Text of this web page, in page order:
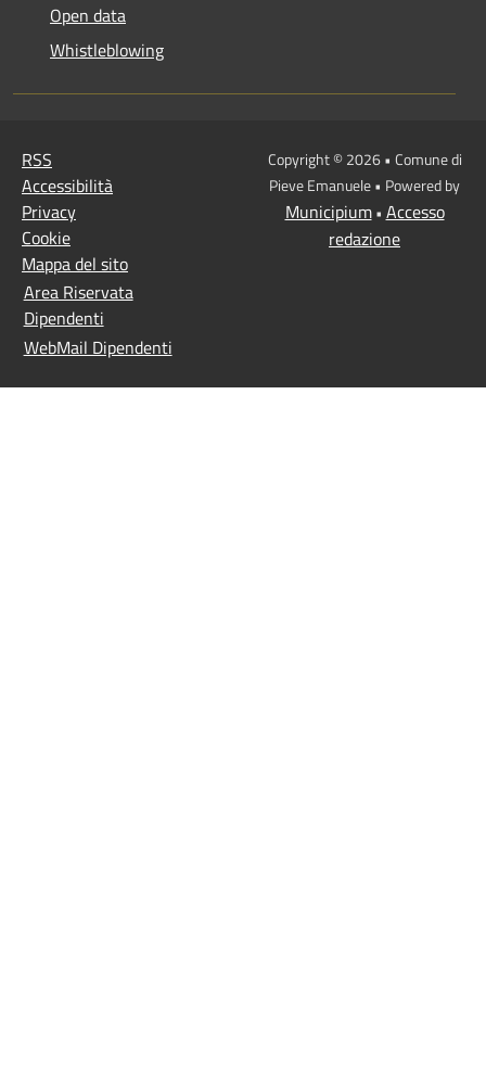
Open data
Whistleblowing
RSS
Accessibilità
Privacy
Cookie
Mappa del sito
Area Riservata
Dipendenti
WebMail Dipendenti
Copyright © 2026 • Comune di
Pieve Emanuele • Powered by
Municipium• Accesso
redazione